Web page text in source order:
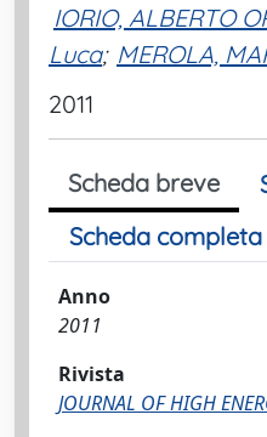
IORIO, ALBERTO
Luca; MEROLA,
2011
Scheda breve
Scheda completa
Anno
2011
Rivista
JOURNAL OF HIGH